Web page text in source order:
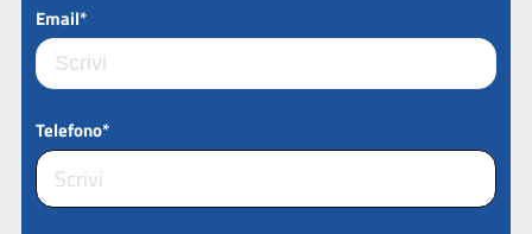
Email*
Telefono*